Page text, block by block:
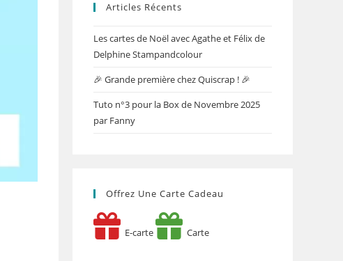
Articles Récents
Les cartes de Noël avec Agathe et Félix de
Delphine Stampandcolour
🎉 Grande première chez Quiscrap ! 🎉
Tuto n°3 pour la Box de Novembre 2025
par Fanny
Offrez Une Carte Cadeau
E-carte Carte